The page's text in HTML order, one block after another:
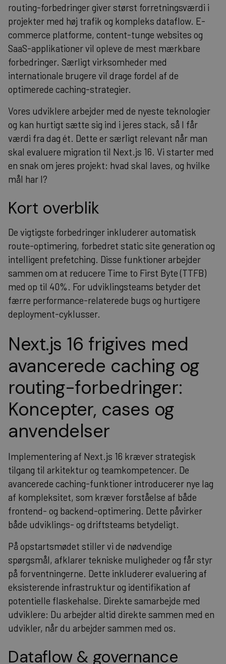
routing-forbedringer giver størst forretningsværdi i
projekter med høj trafik og kompleks dataflow. E-
commerce platforme, content-tunge websites og
SaaS-applikationer vil opleve de mest mærkbare
forbedringer. Særligt virksomheder med
internationale brugere vil drage fordel af de
optimerede caching-strategier.
Vores udviklere arbejder med de nyeste teknologier
og kan hurtigt sætte sig ind i jeres stack, så I får
værdi fra dag ét. Dette er særligt relevant når man
skal evaluere migration til Next.js 16. Vi starter med
en snak om jeres projekt: hvad skal laves, og hvilke
mål har I?
Kort overblik
De vigtigste forbedringer inkluderer automatisk
route-optimering, forbedret static site generation og
intelligent prefetching. Disse funktioner arbejder
sammen om at reducere Time to First Byte (TTFB)
med op til 40%. For udviklingsteams betyder det
færre performance-relaterede bugs og hurtigere
deployment-cyklusser.
Next.js 16 frigives med
avancerede caching og
routing-forbedringer:
Koncepter, cases og
anvendelser
Implementering af Next.js 16 kræver strategisk
tilgang til arkitektur og teamkompetencer. De
avancerede caching-funktioner introducerer nye lag
af kompleksitet, som kræver forståelse af både
frontend- og backend-optimering. Dette påvirker
både udviklings- og driftsteams betydeligt.
På opstartsmødet stiller vi de nødvendige
spørgsmål, afklarer tekniske muligheder og får styr
på forventningerne. Dette inkluderer evaluering af
eksisterende infrastruktur og identifikation af
potentielle flaskehalse. Direkte samarbejde med
udviklere: Du arbejder altid direkte sammen med en
udvikler, når du arbejder sammen med os.
Dataflow & governance